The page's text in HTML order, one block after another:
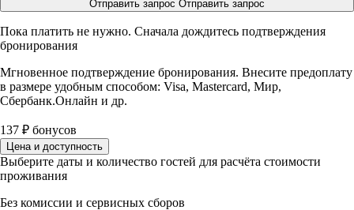
Отправить запрос Отправить запрос
Пока платить не нужно. Сначала дождитесь подтверждения
бронирования
Мгновенное подтверждение бронирования. Внесите предоплату
в размере удобным способом: Visa, Mastercard, Мир,
Сбербанк.Онлайн и др.
137 ₽ бонусов
Цена и доступность
Выберите даты и количество гостей для расчёта стоимости
проживания
Без комиссии и сервисных сборов